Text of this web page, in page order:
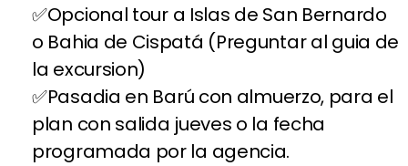
Opcional tour a Islas de San Bernardo
o Bahia de Cispatá (Preguntar al guia de
la excursion)
Pasadia en Barú con almuerzo, para el
plan con salida jueves o la fecha
programada por la agencia.